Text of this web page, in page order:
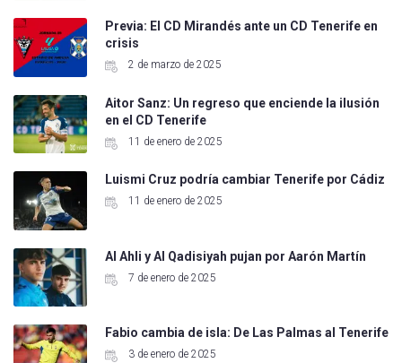
Previa: El CD Mirandés ante un CD Tenerife en
crisis
2 de marzo de 2025
Aitor Sanz: Un regreso que enciende la ilusión
en el CD Tenerife
11 de enero de 2025
Luismi Cruz podría cambiar Tenerife por Cádiz
11 de enero de 2025
Al Ahli y Al Qadisiyah pujan por Aarón Martín
7 de enero de 2025
Fabio cambia de isla: De Las Palmas al Tenerife
3 de enero de 2025